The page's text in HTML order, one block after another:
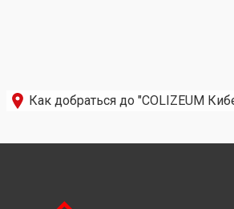
Как добраться до "COLIZEUM